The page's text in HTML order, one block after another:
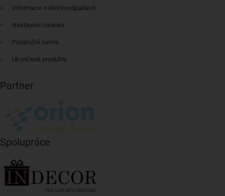
Informace o elektroodpadech
Nastavení cookies
Pozáruční servis
Ukončené produkty
Partner
Spolupráce